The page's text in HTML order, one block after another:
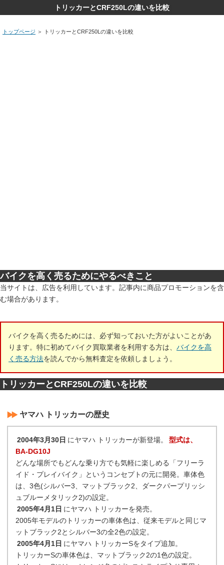
トリッカーとCRF250Lの違いを比較
トップページ ＞ トリッカーとCRF250Lの違いを比較
バイクを高く売るためにやるべきこと
当サイトは、広告を利用しています。記事内に商品プロモーションを含
む場合があります。
バイクを高く売るためには、必ず知っておいた方がよいことがあ
ります。特に初めてバイク買取業者を利用する方は、 バイクを高
く売る方法を読んでから無料査定を依頼しましょう。
トリッカーとCRF250Lの違いを比較
ヤマハ トリッカーの歴史
2004年3月30日 にヤマハ トリッカーが新登場。
型式は、
BA-DG10J
どんな場所でもどんな乗り方でも気軽に楽しめる「フリーラ
イド・プレイバイク」というコンセプトの元に開発。車体色
は、3色(シルバー3、マットブラック2、ダークパープリッシ
ュブルーメタリック2)の設定。
2005年4月1日 にヤマハ トリッカーを発売。
2005年モデルのトリッカーの車体色は、従来モデルと同じマ
ットブラック2とシルバー3の全2色の設定。
2005年4月1日 にヤマハ トリッカーSをタイプ追加。
トリッカーSの車体色は、マットブラック2の1色の設定。